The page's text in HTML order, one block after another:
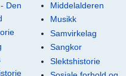
Den
Middelalderen
Musikk
Samvirkelag
Sangkor
Slektshistorie